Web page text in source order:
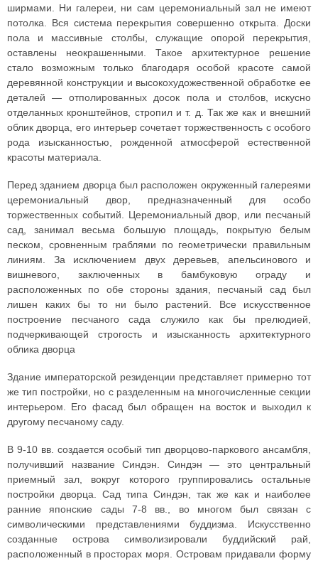
ширмами. Ни галереи, ни сам церемониальный зал не имеют
потолка. Вся система перекрытия совершенно открыта. Доски
пола и массивные столбы, служащие опорой перекрытия,
оставлены неокрашенными. Такое архитектурное решение
стало возможным только благодаря особой красоте самой
деревянной конструкции и высокохудожественной обработке ее
деталей — отполированных досок пола и столбов, искусно
отделанных кронштейнов, стропил и т. д. Так же как и внешний
облик дворца, его интерьер сочетает торжественность с особого
рода изысканностью, рожденной атмосферой естественной
красоты материала.
Перед зданием дворца был расположен окруженный галереями
церемониальный двор, предназначенный для особо
торжественных событий. Церемониальный двор, или песчаный
сад, занимал весьма большую площадь, покрытую белым
песком, сровненным граблями по геометрически правильным
линиям. За исключением двух деревьев, апельсинового и
вишневого, заключенных в бамбуковую ограду и
расположенных по обе стороны здания, песчаный сад был
лишен каких бы то ни было растений. Все искусственное
построение песчаного сада служило как бы прелюдией,
подчеркивающей строгость и изысканность архитектурного
облика дворца
Здание императорской резиденции представляет примерно тот
же тип постройки, но с разделенным на многочисленные секции
интерьером. Его фасад был обращен на восток и выходил к
другому песчаному саду.
В 9-10 вв. создается особый тип дворцово-паркового ансамбля,
получивший название Синдэн. Синдэн — это центральный
приемный зал, вокруг которого группировались остальные
постройки дворца. Сад типа Синдэн, так же как и наиболее
ранние японские сады 7-8 вв., во многом был связан с
символическими представлениями буддизма. Искусственно
созданные острова символизировали буддийский рай,
расположенный в просторах моря. Островам придавали форму